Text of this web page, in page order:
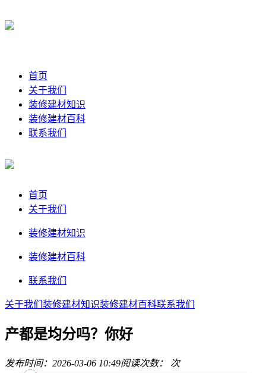
首页
关于我们
装修建材知识
装修建材百科
联系我们
首页
关于我们
装修建材知识
装修建材百科
联系我们
关于我们 装修建材知识装修建材百科联系我们
产都是均分吗？你好
发布时间：2026-03-06 10:49阅读次数： 次